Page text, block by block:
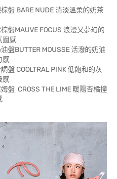
BARE NUDE 清淡溫柔的奶茶
MAUVE FOCUS 浪漫又夢幻的
圍感
BUTTER MOUSSE 活潑的奶油
感
COOLTRAL PINK 低飽和的灰
感
CROSS THE LIME 暖陽杏橘撞